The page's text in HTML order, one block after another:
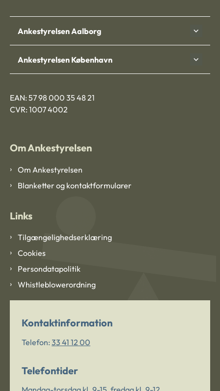
Ankestyrelsen Aalborg
Ankestyrelsen København
EAN: 57 98 000 35 48 21
CVR: 1007 4002
Om Ankestyrelsen
Om Ankestyrelsen
Blanketter og kontaktformularer
Links
Tilgængelighedserklæring
Cookies
Persondatapolitik
Whistleblowerordning
Kontaktinformation
Telefon: 33 41 12 00
Telefontider